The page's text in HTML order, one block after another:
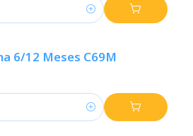
6/12 Meses C69M